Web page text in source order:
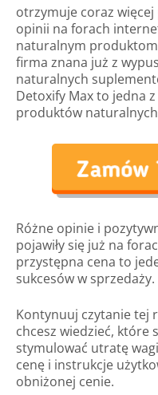
otrzymuje coraz
opinii na forach
naturalnym
firma znana już z
naturalnych
Detoxify Max to jedna
produktów naturalnych
Różne opinie i
pojawiły się już na
przystępna cena to
sukcesów w sprzedaży.
Kontynuuj czytanie tej
chcesz wiedzieć, które
stymulować utratę
cenę i instrukcje
obniżonej cenie.